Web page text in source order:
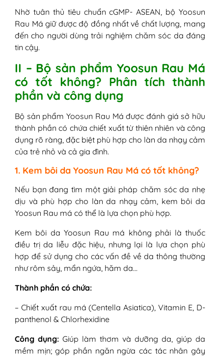
Nhờ tuân thủ tiêu chuẩn cGMP- ASEAN, bộ Yoosun
Rau Má giữ được độ đồng nhất về chất lượng, mang
đến cho người dùng trải nghiệm chăm sóc da đáng
tin cậy.
II – Bộ sản phẩm Yoosun Rau Má
có tốt không? Phân tích thành
phần và công dụng
Bộ sản phẩm Yoosun Rau Má được đánh giá sở hữu
thành phần có chứa chiết xuất từ thiên nhiên và công
dụng rõ ràng, đặc biệt phù hợp cho làn da nhạy cảm
của trẻ nhỏ và cả gia đình.
1. Kem bôi da Yoosun Rau Má có tốt không?
Nếu bạn đang tìm một giải pháp chăm sóc da nhẹ
dịu và phù hợp cho làn da nhạy cảm, kem bôi da
Yoosun Rau má có thể là lựa chọn phù hợp.
Kem bôi da Yoosun Rau má không phải là thuốc
điều trị da liễu đặc hiệu, nhưng lại là lựa chọn phù
hợp để sử dụng cho các vấn đề về da thông thường
như rôm sảy, mẩn ngứa, hăm da…
Thành phần có chứa:
– Chiết xuất rau má (Centella Asiatica), Vitamin E, D-
panthenol & Chlorhexidine
Công dụng: Giúp làm thơm và dưỡng da, giúp da
mềm mịn; góp phần ngăn ngừa các tác nhân gây